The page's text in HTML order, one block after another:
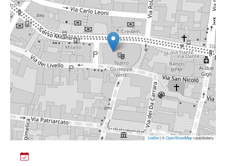
Leaflet| ©OpenStreetMapcontributors